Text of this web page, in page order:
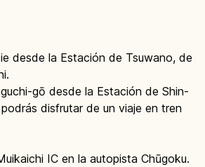
desde la Estación de Tsuwano, de
gō desde la Estación de Shin-
disfrutar de un viaje en tren
IC en la autopista Chūgoku.